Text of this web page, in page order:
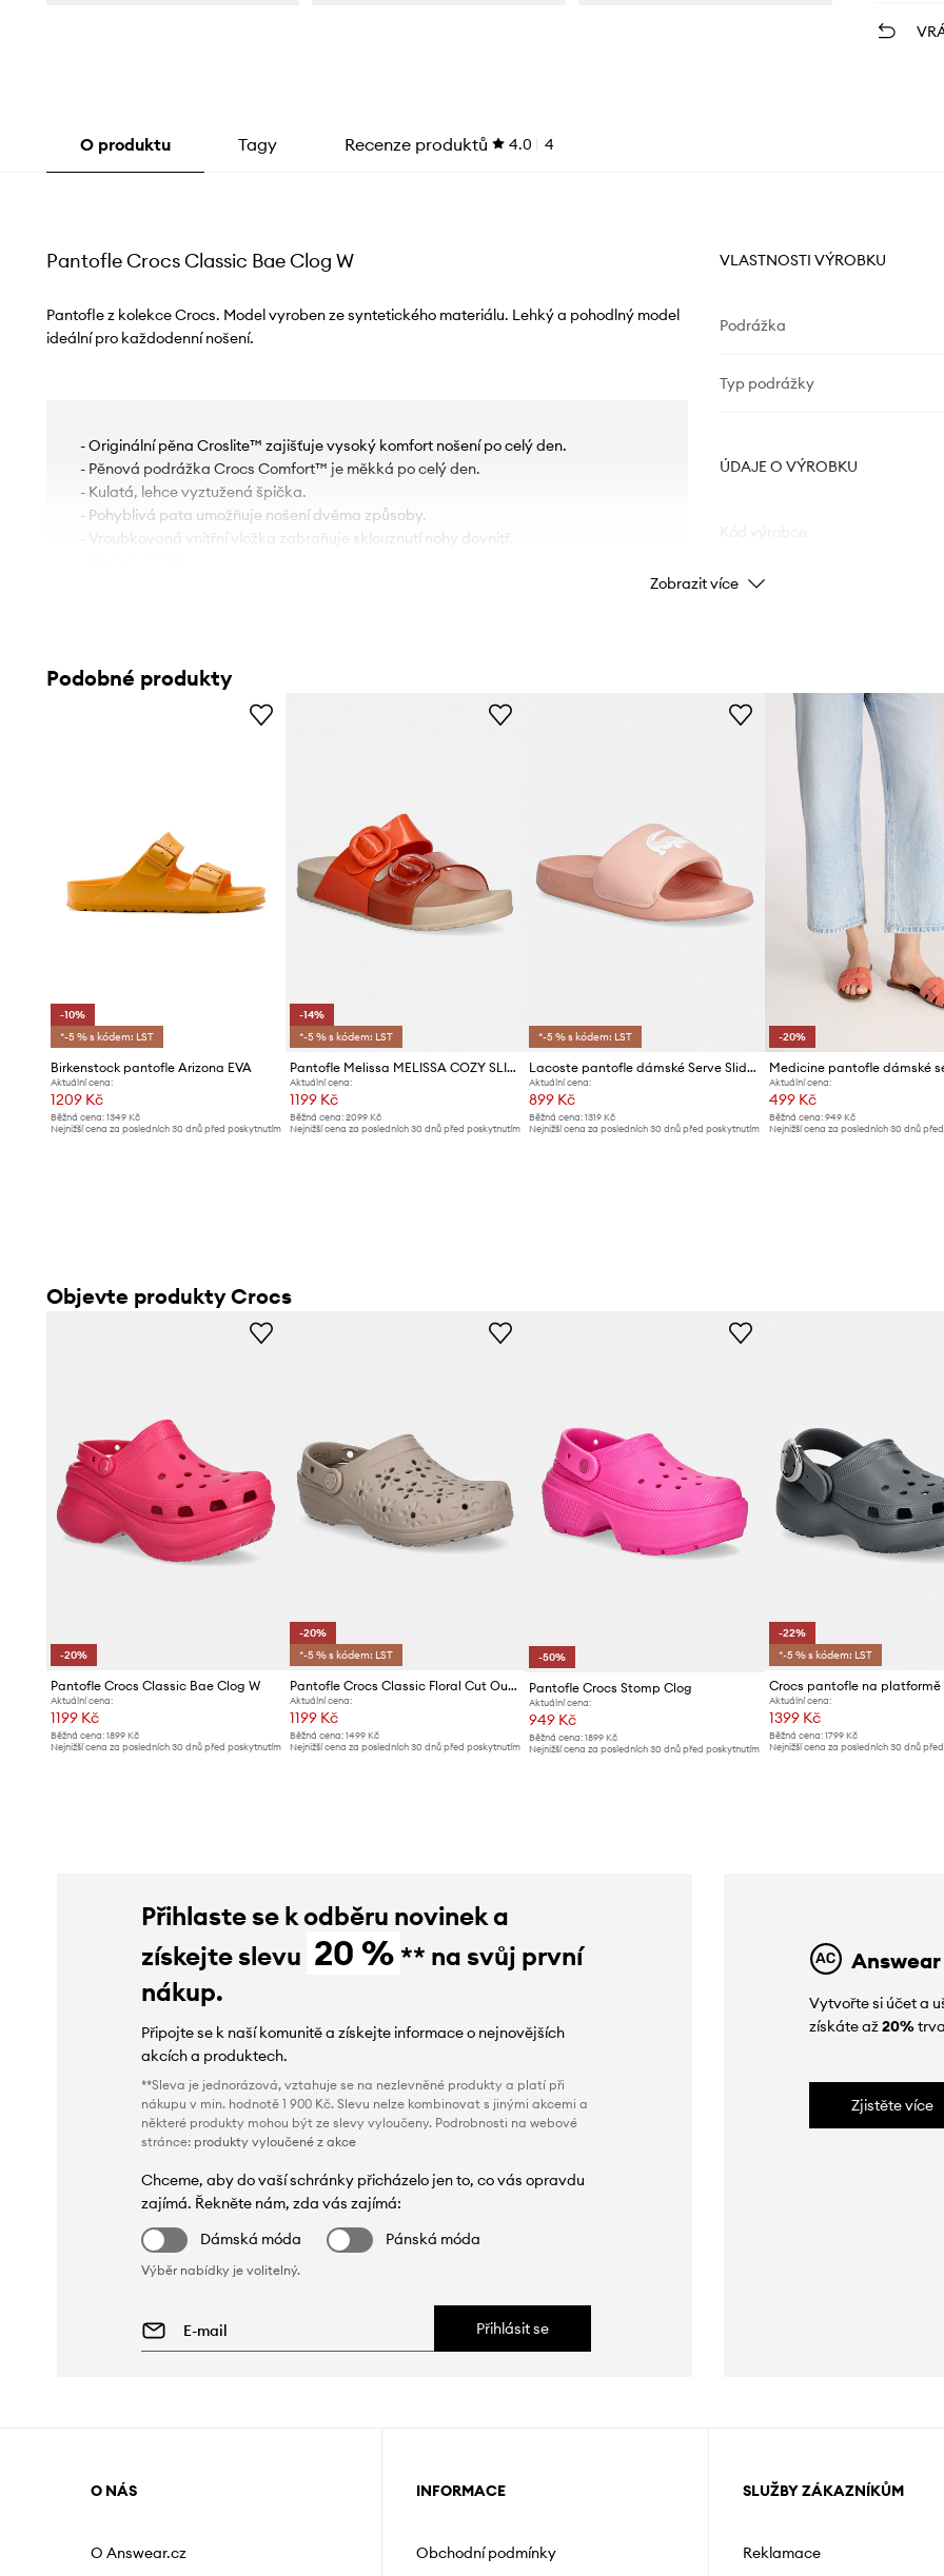
O produktu Tagy Recenze produktů 4.0 4
Pantofle Crocs Classic Bae Clog W
Pantofle z kolekce Crocs. Model vyroben ze syntetického materiálu. Lehký a pohodlný model
ideální pro každodenní nošení.
- Originální pěna Croslite™ zajišťuje vysoký komfort nošení po celý den.
- Pěnová podrážka Crocs Comfort™ je měkká po celý den.
- Kulatá, lehce vyztužená špička.
- Pohyblivá pata umožňuje nošení dvěma způsoby.
- Vroubkovaná vnitřní vložka zabraňuje sklouznutí nohy dovnitř.
VLASTNOSTI VÝROBKU
Podrážka
Typ podrážky
ÚDAJE O VÝROBKU
Barva
Výrobce
ID produktu
Zobrazit více
Podobné produkty
-10%
*-5 % s kódem: LST
Birkenstock pantofle Arizona EVA
Aktuální cena:
1209 Kč
Běžná cena: 1349 Kč
Nejnižší cena za posledních 30 dnů před poskytnutím
-14%
*-5 % s kódem: LST
Pantofle Melissa MELISSA COZY SLIDE AD
Aktuální cena:
1199 Kč
Běžná cena:2099 Kč
Nejnižší cena za posledních 30 dnů před poskytnutím
*-5 % s kódem: LST
Lacoste pantofle dámské Serve Slides 1.0
Aktuální cena:
899 Kč
Běžná cena: 1319 Kč
Nejnižší cena za posledních 30 dnů před poskytnutím
-20%
Medicine pantofle dámské
Aktuální cena:
499 Kč
Běžná cena: 949 Kč
Nejnižší cena za posledních 30 dnů
Objevte produkty Crocs
-20%
Pantofle Crocs Classic Bae Clog W
Aktuální cena:
1199 Kč
Běžná cena: 1899 Kč
Nejnižší cena za posledních 30 dnů před poskytnutím
-20%
*-5 % s kódem: LST
Pantofle Crocs Classic Floral Cut Out Clog
Aktuální cena:
1199 Kč
Běžná cena:1499 Kč
Nejnižší cena za posledních 30 dnů před poskytnutím
-50%
Pantofle Crocs Stomp Clog
Aktuální cena:
949 Kč
Běžná cena: 1899 Kč
Nejnižší cena za posledních 30 dnů před poskytnutím
-22%
*-5 % s kódem: LST
Aktuální cena:
1399 Kč
Běžná cena: 1799 Kč
Nejnižší cena za posledních 30 dnů
Přihlaste se k odběru novinek a
získejte slevu 20 % ** na svůj první
nákup.
Připojte se k naší komunitě a získejte informace o nejnovějších
akcích a produktech.
**Sleva je jednorázová, vztahuje se na nezlevněné produkty a platí při
nákupu v min. hodnotě 1 900 Kč. Slevu nelze kombinovat s jinými akcemi a
některé produkty mohou být ze slevy vyloučeny. Podrobnosti na webové
stránce: produkty vyloučené z akce
Chceme, aby do vaší schránky přicházelo jen to, co vás opravdu
zajímá. Řekněte nám, zda vás zajímá:
Dámská móda
Pánská móda
Výběr nabídky je volitelný.
Přihlásit se
Vytvořte si účet a
získáte až20%
Zjistěte více
O NÁS
O Answear.cz
INFORMACE
Obchodní podmínky
SLUŽBY ZÁKAZNÍKŮM
Reklamace